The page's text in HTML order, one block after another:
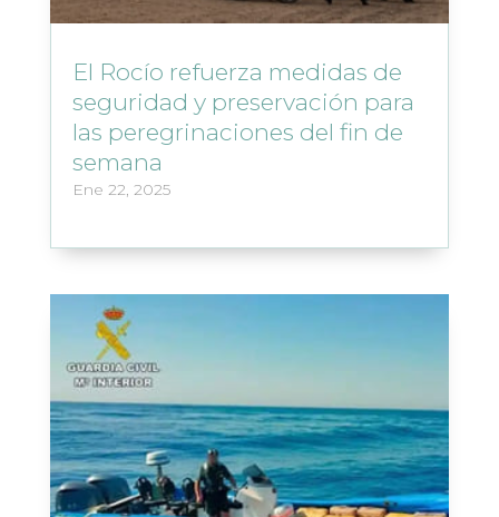
El Rocío refuerza medidas de
seguridad y preservación para
las peregrinaciones del fin de
semana
Ene 22, 2025